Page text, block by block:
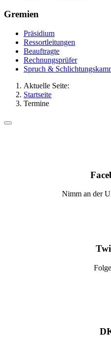
Gremien
Präsidium
Ressortleitungen
Beauftragte
Rechnungsprüfer
Spruch &
Aktuelle Seite:
Startseite
Termine
Nimm an der